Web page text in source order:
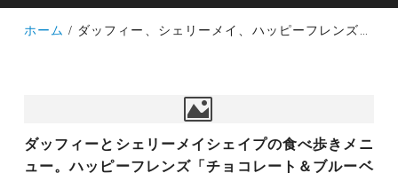
ホーム ダッフィー、シェリーメイ、ハッピーフレンズ、チョコレート、ブルーベリー、シェイプ、おまんじゅう、もちもち生地
ダッフィーとシェリーメイシェイプの食べ歩きメニ
ュー。ハッピーフレンズ「チョコレート＆ブルーベ